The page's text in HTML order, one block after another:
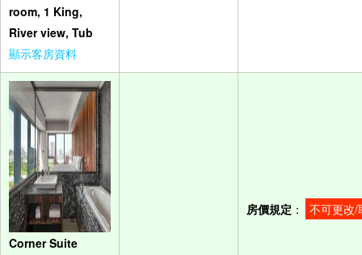
room, 1 King,
River view, Tub
顯示客房資料
Corner Suite
房價規定 ： 不可更改/